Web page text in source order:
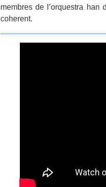
membres de l’orquestra
coherent.